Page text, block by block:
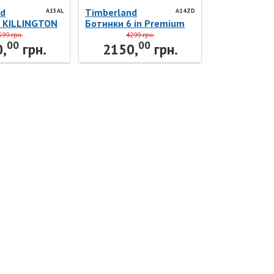
A15AL
грн.
00грн.
A14ZD
Timberland
Ботинки 6 in Premium
WP Boot BLUE A14ZD
Timberland
4299 грн.
2150,00грн.